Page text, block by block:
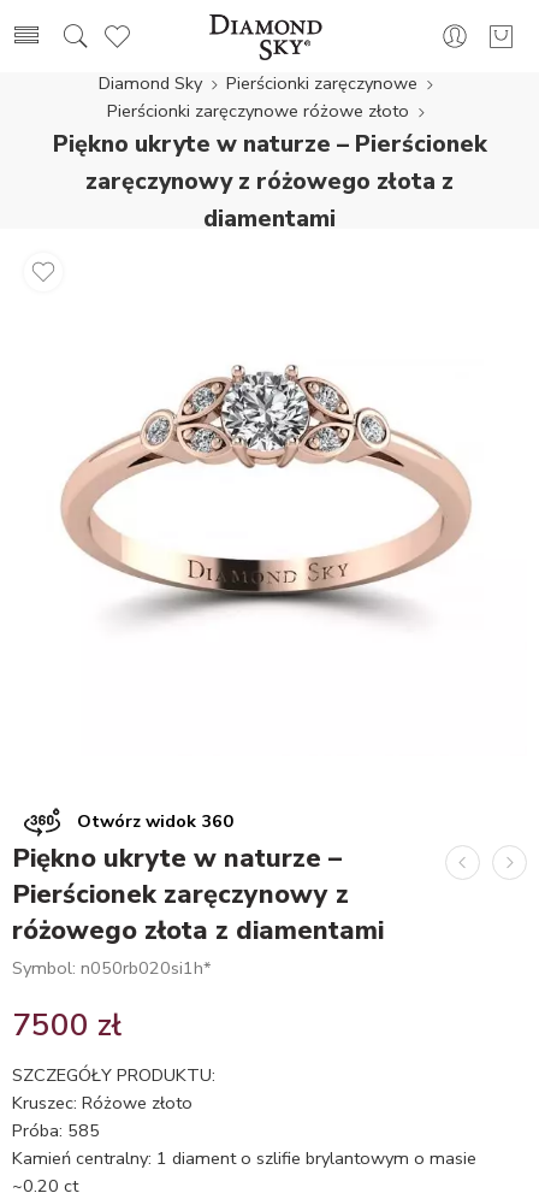
Diamond Sky
Pierścionki zaręczynowe
Pierścionki zaręczynowe różowe złoto
Piękno ukryte w naturze – Pierścionek
zaręczynowy z różowego złota z
diamentami
Otwórz widok 360
Piękno ukryte w naturze –
Pierścionek zaręczynowy z
różowego złota z diamentami
Symbol: n050rb020si1h*
7500 zł
SZCZEGÓŁY PRODUKTU:
Kruszec: Różowe złoto
Próba: 585
Kamień centralny: 1 diament o szlifie brylantowym o masie
~0.20 ct